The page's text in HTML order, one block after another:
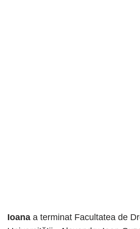
Ioana a terminat Facultatea de